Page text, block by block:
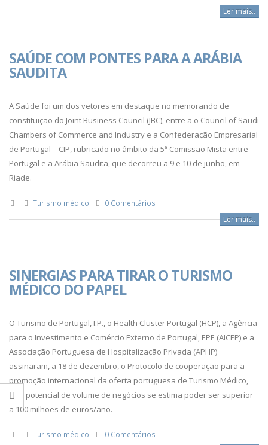
Ler mais..
SAÚDE COM PONTES PARA A ARÁBIA
SAUDITA
A Saúde foi um dos vetores em destaque no memorando de
constituição do Joint Business Council (JBC), entre a o Council of Saudi
Chambers of Commerce and Industry e a Confederação Empresarial
de Portugal – CIP, rubricado no âmbito da 5ª Comissão Mista entre
Portugal e a Arábia Saudita, que decorreu a 9 e 10 de junho, em
Riade.
Turismo médico 0 Comentários
Ler mais..
SINERGIAS PARA TIRAR O TURISMO
MÉDICO DO PAPEL
O Turismo de Portugal, I.P., o Health Cluster Portugal (HCP), a Agência
para o Investimento e Comércio Externo de Portugal, EPE (AICEP) e a
Associação Portuguesa de Hospitalização Privada (APHP)
assinaram, a 18 de dezembro, o Protocolo de cooperação para a
promoção internacional da oferta portuguesa de Turismo Médico,
cujo potencial de volume de negócios se estima poder ser superior
a 100 milhões de euros/ano.
Turismo médico 0 Comentários